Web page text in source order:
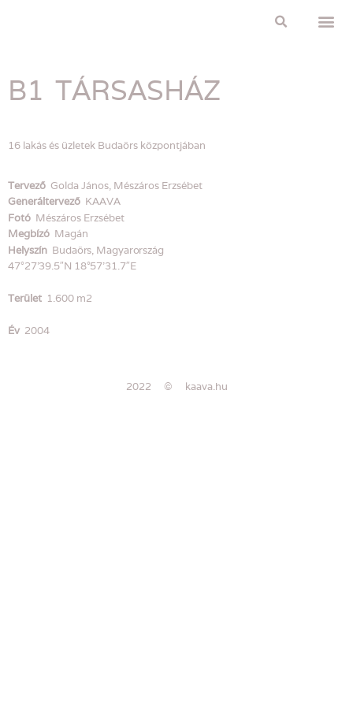
B1 TÁRSASHÁZ
16 lakás és üzletek Budaörs központjában
Tervező Golda János, Mészáros Erzsébet
Generáltervező KAAVA
Fotó Mészáros Erzsébet
Megbízó Magán
Helyszín Budaörs, Magyarország
47°27’39.5″N 18°57’31.7″E
Terület 1.600 m2
Év 2004
2022 © kaava.hu